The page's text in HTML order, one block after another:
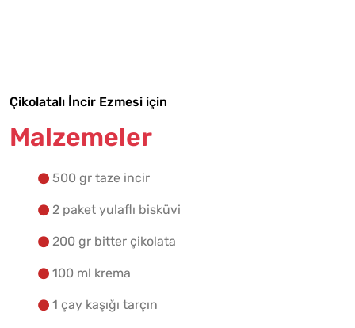
Çikolatalı İncir Ezmesi için
Malzemeler
500 gr taze incir
2 paket yulaflı bisküvi
200 gr bitter çikolata
100 ml krema
1 çay kaşığı tarçın